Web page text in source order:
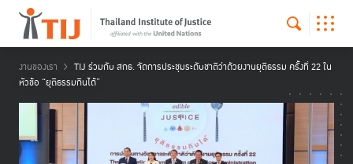
งานของเรา
TIJ ร่วมกับ สกธ. จัดการประชุมระดับชาติว่าด้วยงานยุติธรรม ครั้งที่ 22 ใน
หัวข้อ “ยุติธรรมกินได้”